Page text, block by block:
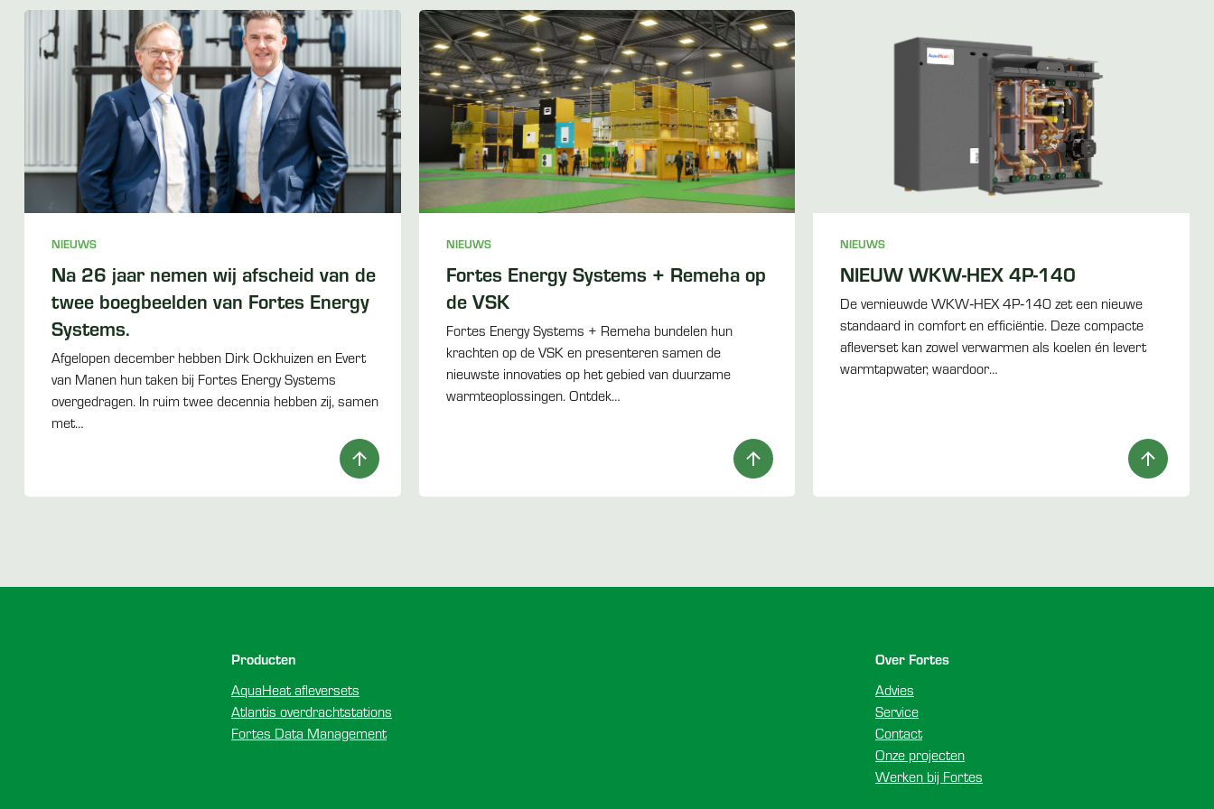
NIEUWS
Na 26 jaar nemen wij afscheid van de
twee boegbeelden van Fortes Energy
Systems.
Afgelopen december hebben Dirk Ockhuizen en Evert
van Manen hun taken bij Fortes Energy Systems
overgedragen. In ruim twee decennia hebben zij, samen
met…
NIEUWS
Fortes Energy Systems + Remeha op
de VSK
Fortes Energy Systems + Remeha bundelen hun
krachten op de VSK en presenteren samen de
nieuwste innovaties op het gebied van duurzame
warmteoplossingen. Ontdek…
NIEUWS
NIEUW WKW-HEX 4P-140
De vernieuwde WKW‑HEX 4P‑140 zet een nieuwe
standaard in comfort en efficiëntie. Deze compacte
afleverset kan zowel verwarmen als koelen én levert
warmtapwater, waardoor…
Producten
AquaHeat afleversets
Atlantis overdrachtstations
Fortes Data Management
Over Fortes
Advies
Service
Contact
Onze projecten
Werken bij Fortes